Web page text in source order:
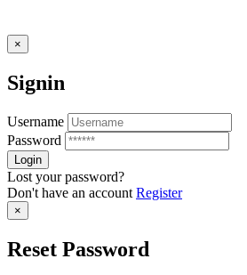
×
Signin
Username
Password
Lost your password?
Don't have an account Register
×
Reset Password